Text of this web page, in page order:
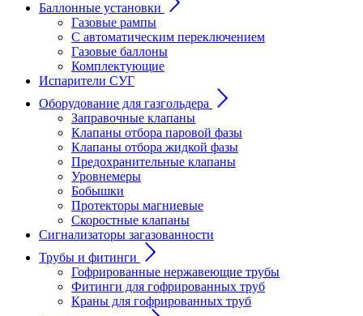
Баллонные установки
Газовые рампы
С автоматическим переключением
Газовые баллоны
Комплектующие
Испарители СУГ
Оборудование для газгольдера
Заправочные клапаны
Клапаны отбора паровой фазы
Клапаны отбора жидкой фазы
Предохранительные клапаны
Уровнемеры
Бобышки
Протекторы магниевые
Скоростные клапаны
Сигнализаторы загазованности
Трубы и фитинги
Гофрированные нержавеющие трубы
Фитинги для гофрированных труб
Краны для гофрированных труб